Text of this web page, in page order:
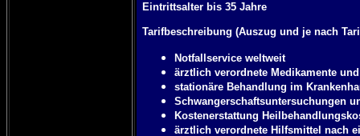
Eintrittsalter bis 35 Jahre
Tarifbeschreibung (Auszug und je nach
Notfallservice weltweit
ärztlich verordnete Medikamente
stationäre Behandlung im
Schwangerschaftsuntersuchungen
Kostenerstattung
ärztlich verordnete Hilfsmittel nach